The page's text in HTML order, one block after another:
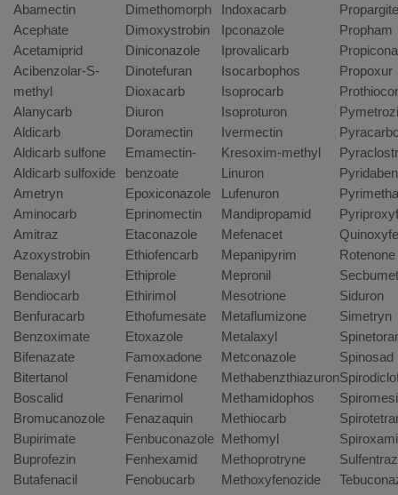
Abamectin
Acephate
Acetamiprid
Acibenzolar-S-
methyl
Alanycarb
Aldicarb
Aldicarb sulfone
Aldicarb sulfoxide
Ametryn
Aminocarb
Amitraz
Azoxystrobin
Benalaxyl
Bendiocarb
Benfuracarb
Benzoximate
Bifenazate
Bitertanol
Boscalid
Bromucanozole
Bupirimate
Buprofezin
Butafenacil
Dimethomorph
Dimoxystrobin
Diniconazole
Dinotefuran
Dioxacarb
Diuron
Doramectin
Emamectin-
benzoate
Epoxiconazole
Eprinomectin
Etaconazole
Ethiofencarb
Ethiprole
Ethirimol
Ethofumesate
Etoxazole
Famoxadone
Fenamidone
Fenarimol
Fenazaquin
Fenbuconazole
Fenhexamid
Fenobucarb
Indoxacarb
Ipconazole
Iprovalicarb
Isocarbophos
Isoprocarb
Isoproturon
Ivermectin
Kresoxim-methyl
Linuron
Lufenuron
Mandipropamid
Mefenacet
Mepanipyrim
Mepronil
Mesotrione
Metaflumizone
Metalaxyl
Metconazole
Methabenzthiazuron
Methamidophos
Methiocarb
Methomyl
Methoprotryne
Methoxyfenozide
Propargite
Propham
Propoxur
Pyridaben
Rotenone
Siduron
Simetryn
Spinosad